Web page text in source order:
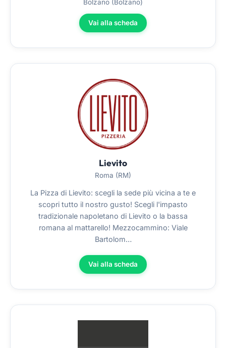
Bolzano (Bolzano)
Vai alla scheda
Lievito
Roma (RM)
La Pizza di Lievito: scegli la sede più vicina a te e
scopri tutto il nostro gusto! Scegli l'impasto
tradizionale napoletano di Lievito o la bassa
romana al mattarello! Mezzocammino: Viale
Bartolom…
Vai alla scheda